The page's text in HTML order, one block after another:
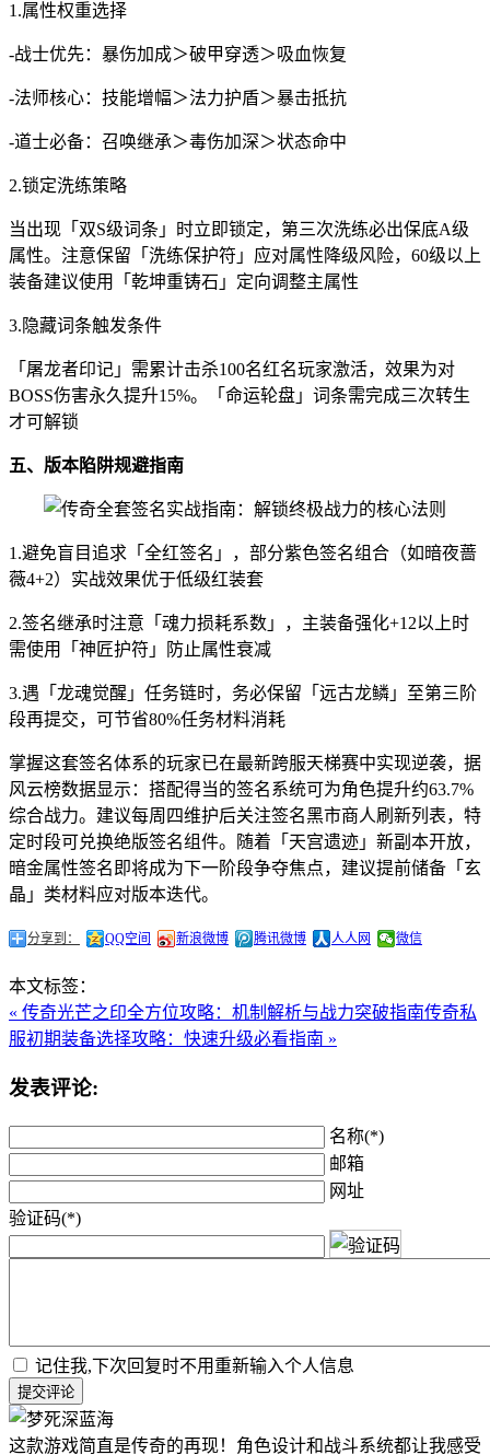
1.属性权重选择
-战士优先：暴伤加成＞破甲穿透＞吸血恢复
-法师核心：技能增幅＞法力护盾＞暴击抵抗
-道士必备：召唤继承＞毒伤加深＞状态命中
2.锁定洗练策略
当出现「双S级词条」时立即锁定，第三次洗练必出保底A级
属性。注意保留「洗练保护符」应对属性降级风险，60级以上
装备建议使用「乾坤重铸石」定向调整主属性
3.隐藏词条触发条件
「屠龙者印记」需累计击杀100名红名玩家激活，效果为对
BOSS伤害永久提升15%。「命运轮盘」词条需完成三次转生
才可解锁
五、版本陷阱规避指南
1.避免盲目追求「全红签名」，部分紫色签名组合（如暗夜蔷
薇4+2）实战效果优于低级红装套
2.签名继承时注意「魂力损耗系数」，主装备强化+12以上时
需使用「神匠护符」防止属性衰减
3.遇「龙魂觉醒」任务链时，务必保留「远古龙鳞」至第三阶
段再提交，可节省80%任务材料消耗
掌握这套签名体系的玩家已在最新跨服天梯赛中实现逆袭，据
风云榜数据显示：搭配得当的签名系统可为角色提升约63.7%
综合战力。建议每周四维护后关注签名黑市商人刷新列表，特
定时段可兑换绝版签名组件。随着「天宫遗迹」新副本开放，
暗金属性签名即将成为下一阶段争夺焦点，建议提前储备「玄
晶」类材料应对版本迭代。
分享到： QQ空间 新浪微博 腾讯微博 人人网 微信
本文标签：
« 传奇光芒之印全方位攻略：机制解析与战力突破指南传奇私
服初期装备选择攻略：快速升级必看指南 »
发表评论:
名称(*)
邮箱
网址
验证码(*)
记住我,下次回复时不用重新输入个人信息
提交评论
这款游戏简直是传奇的再现！角色设计和战斗系统都让我感受